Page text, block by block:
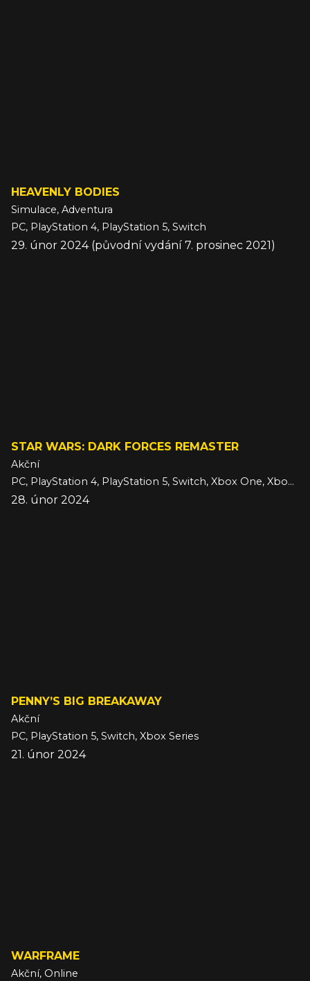
HEAVENLY BODIES
Simulace, Adventura
PC, PlayStation 4, PlayStation 5, Switch
29. únor 2024 (původní vydání 7. prosinec 2021)
STAR WARS: DARK FORCES REMASTER
Akční
PC, PlayStation 4, PlayStation 5, Switch, Xbox One, Xbox Series
28. únor 2024
PENNY’S BIG BREAKAWAY
Akční
PC, PlayStation 5, Switch, Xbox Series
21. únor 2024
WARFRAME
Akční, Online